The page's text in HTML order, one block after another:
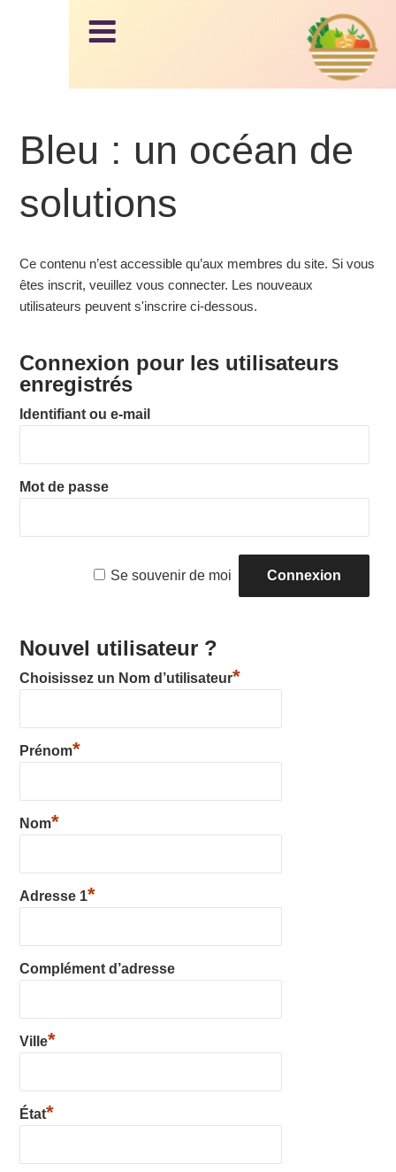
contenu
principal
AM
AP,
LE
NIE
D'I
SS
Y
Le panier
d'Issy
Bleu : un océan de
solutions
Ce contenu n’est accessible qu’aux membres du site. Si vous
êtes inscrit, veuillez vous connecter. Les nouveaux
utilisateurs peuvent s'inscrire ci-dessous.
Connexion pour les utilisateurs
enregistrés
Identifiant ou e-mail
Mot de passe
Se souvenir de moi
Nouvel utilisateur ?
Choisissez un Nom d’utilisateur*
Prénom*
Nom*
Adresse 1*
Complément d’adresse
Ville*
État*